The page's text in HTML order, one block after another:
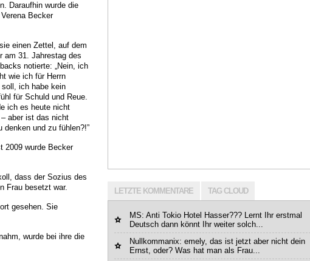
Daraufhin wurde die
Becker
einen Zettel, auf dem
am 31. Jahrestag des
notierte: „Nein, ich
wie ich für Herrn
soll, ich habe kein
für Schuld und Reue.
ich es heute nicht
aber ist das nicht
denken und zu fühlen?!”
2009 wurde Becker
dass der Sozius des
Frau besetzt war.
gesehen. Sie
wurde bei ihre die
LETZTE KOMMENTARE TAG CLOUD
MS: Anti Tokio Hotel Hasser??? Lernt Ihr erstmal
Deutsch dann könnt Ihr weiter solch...
Nullkommanix: emely, das ist jetzt aber nicht dein
Ernst, oder? Was hat man als Frau...